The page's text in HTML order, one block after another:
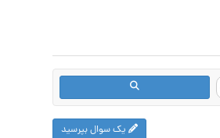
یک سوال بپرسید